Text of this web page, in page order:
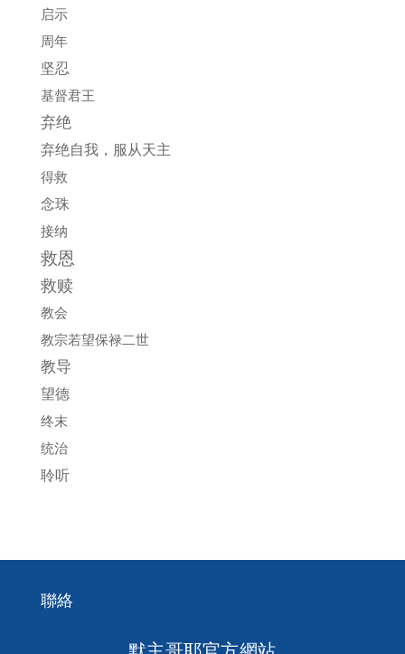
启示
周年
坚忍
基督君王
弃绝
弃绝自我，服从天主
得救
念珠
接纳
救恩
救赎
教会
教宗若望保禄二世
教导
望德
终末
统治
聆听
聯絡